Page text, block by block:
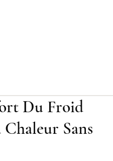
Du Froid
Sans